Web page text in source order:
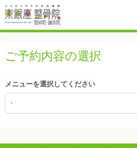
ご予約内容の選択
メニューを選択してください
-